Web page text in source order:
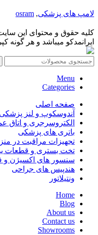
لامپ های پزشکی,
osram
کلیه حقوق و محتوای این
ایرانمدکو میباشد و هر گونه
Menu
Categories
صفحه اصلی
آندوسکوپ و لنز پزشکی
الکتروسرجری و اتاق
باتری های پزشکی
تجهیزات مراقبت در
تخت بستری و قطعات
سنسور های اکسیژن و
هندپیس های جراحی
ونتیلاتور
Home
Blog
About us
Contact us
Showrooms